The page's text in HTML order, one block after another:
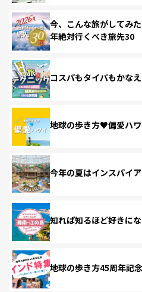
今、こんな旅がしてみ
年絶対行くべき旅先30
コスパもタイパもかな
地球の歩き方♥偏愛ハ
今年の夏はインスパイア
知れば知るほど好きに
地球の歩き方45周年記